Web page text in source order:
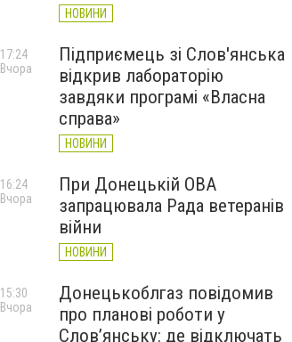
НОВИНИ
Підприємець зі Слов'янська
відкрив лабораторію
завдяки програмі «Власна
справа»
НОВИНИ
17:24
Вчора
При Донецькій ОВА
запрацювала Рада ветеранів
війни
НОВИНИ
16:24
Вчора
Донецькоблгаз повідомив
про планові роботи у
Слов’янську: де відключать
15:30
Вчора